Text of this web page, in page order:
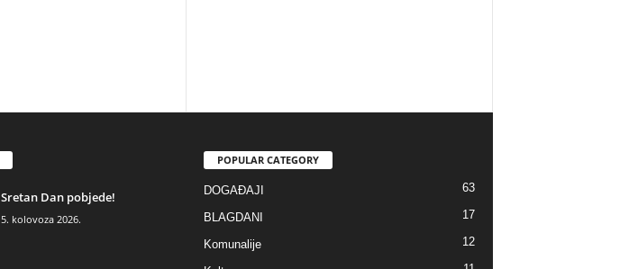
Sretan Dan pobjede!
5. kolovoza 2026.
POPULAR CATEGORY
DOGAĐAJI 63
BLAGDANI 17
Komunalije 12